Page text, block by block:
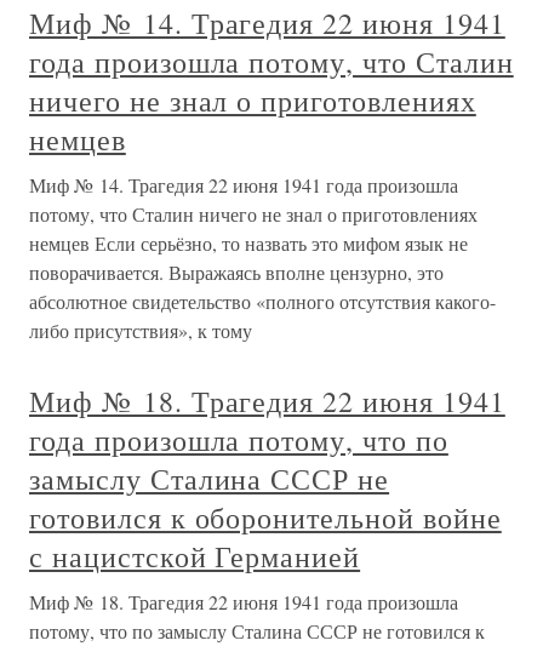
Миф № 14. Трагедия 22 июня 1941
года произошла потому, что Сталин
ничего не знал о приготовлениях
немцев
Миф № 14. Трагедия 22 июня 1941 года произошла
потому, что Сталин ничего не знал о приготовлениях
немцев Если серьёзно, то назвать это мифом язык не
поворачивается. Выражаясь вполне цензурно, это
абсолютное свидетельство «полного отсутствия какого-
либо присутствия», к тому
Миф № 18. Трагедия 22 июня 1941
года произошла потому, что по
замыслу Сталина СССР не
готовился к оборонительной войне
с нацистской Германией
Миф № 18. Трагедия 22 июня 1941 года произошла
потому, что по замыслу Сталина СССР не готовился к